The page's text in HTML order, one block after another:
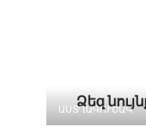
Ձեզ
ԱՍՏՂԱԳՈՒՇԱԿ